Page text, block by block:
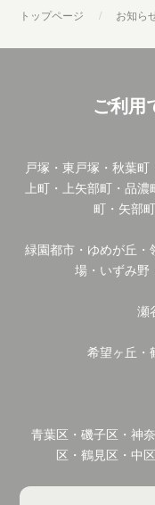
トップページ お知ら
ご利用
戸塚・東戸塚・秋葉町
上町・上矢部町・品濃
町・矢部
緑園都市・ゆめが丘・
場・いずみ野
瀬
希望ヶ丘・
青葉区・磯子区・神
区・鶴見区・中